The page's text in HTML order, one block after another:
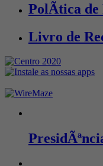
PolÃ­tica de
Livro de